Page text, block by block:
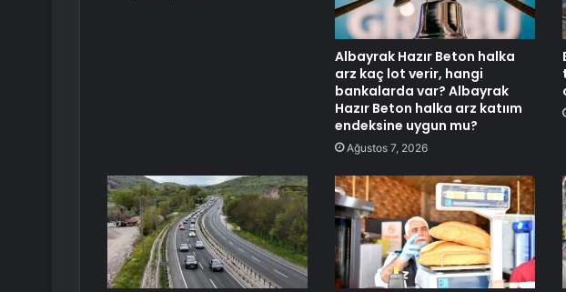
Albayrak Hazır Beton halka
arz kaç lot verir, hangi
bankalarda var? Albayrak
Hazır Beton halka arz katıım
endeksine uygun mu?
Ağustos 7, 2026